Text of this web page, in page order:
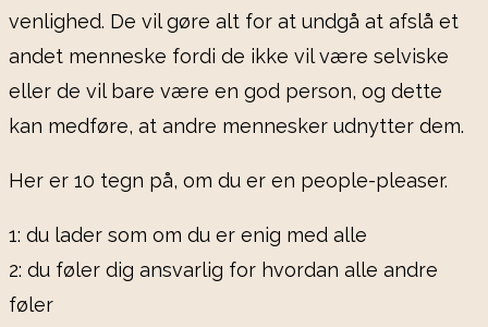
venlighed. De vil gøre alt for at undgå at afslå et
andet menneske fordi de ikke vil være selviske
eller de vil bare være en god person, og dette
kan medføre, at andre mennesker udnytter dem.
Her er 10 tegn på, om du er en people-pleaser.
1: du lader som om du er enig med alle
2: du føler dig ansvarlig for hvordan alle andre
føler